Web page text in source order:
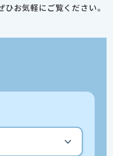
お気軽にご覧ください。